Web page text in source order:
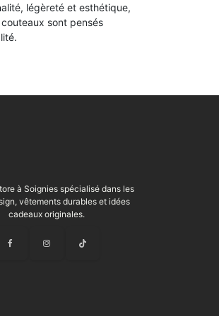
légèreté et esthétique,
sont pensés
à Soignies spécialisé dans les
vêtements durables et idées
cadeaux originales.